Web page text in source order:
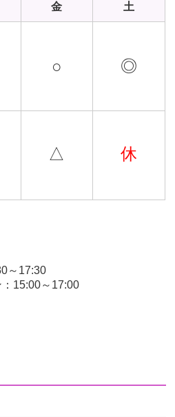
金 土
○ ◎
△ 休
～17:30
15:00～17:00